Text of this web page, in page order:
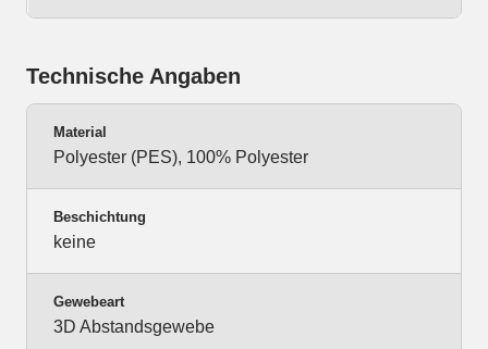
Technische Angaben
Material
Polyester (PES), 100% Polyester
Beschichtung
keine
Gewebeart
3D Abstandsgewebe